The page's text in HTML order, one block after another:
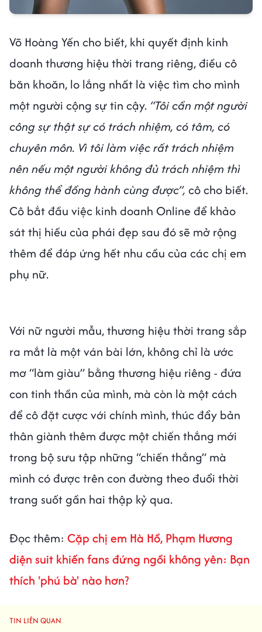
Võ Hoàng Yến cho biết, khi quyết định kinh
doanh thương hiệu thời trang riêng, điều cô
băn khoăn, lo lắng nhất là việc tìm cho mình
một người cộng sự tin cậy. “Tôi cần một người
công sự thật sự có trách nhiệm, có tâm, có
chuyên môn. Vì tôi làm việc rất trách nhiệm
nên nếu một người không đủ trách nhiệm thì
không thể đồng hành cùng được”, cô cho biết.
Cô bắt đầu việc kinh doanh Online để khảo
sát thị hiếu của phái đẹp sau đó sẽ mở rộng
thêm để đáp ứng hết nhu cầu của các chị em
phụ nữ.
Với nữ người mẫu, thương hiệu thời trang sắp
ra mắt là một ván bài lớn, không chỉ là ước
mơ “làm giàu” bằng thương hiệu riêng - đứa
con tinh thần của mình, mà còn là một cách
để cô đặt cược với chính mình, thúc đẩy bản
thân giành thêm được một chiến thắng mới
trong bộ sưu tập những “chiến thắng” mà
mình có được trên con đường theo đuổi thời
trang suốt gần hai thập kỷ qua.
Đọc thêm: Cặp chị em Hà Hồ, Phạm Hương
diện suit khiến fans đứng ngồi không yên: Bạn
thích 'phú bà' nào hơn?
TIN LIÊN QUAN